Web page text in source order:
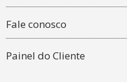
Fale conosco
Painel do Cliente